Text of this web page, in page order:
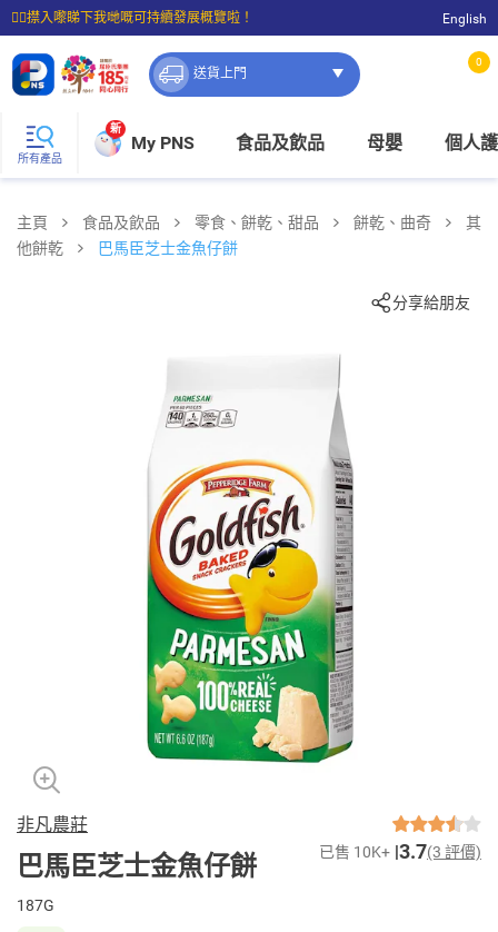
☝🏼㩒入嚟睇下我哋嘅可持續發展概覽啦！
⭐購物滿$399即享免費送貨；滿$100即可免費店取。
English
送貨上門
0
所有產品
新
My PNS 食品及飲品 母嬰 個人
主頁 食品及飲品 零食、餅乾、甜品 餅乾、曲奇
其
他餅乾
巴馬臣芝士金魚仔餅
分享給朋友
非凡農莊
巴馬臣芝士金魚仔餅 已售 10K+ 3.7(3 評價)
187G